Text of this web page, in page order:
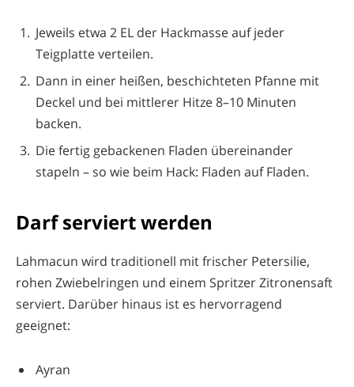
Jeweils etwa 2 EL der Hackmasse auf jeder
Teigplatte verteilen.
Dann in einer heißen, beschichteten Pfanne mit
Deckel und bei mittlerer Hitze 8–10 Minuten
backen.
Die fertig gebackenen Fladen übereinander
stapeln – so wie beim Hack: Fladen auf Fladen.
Darf serviert werden
Lahmacun wird traditionell mit frischer Petersilie,
rohen Zwiebelringen und einem Spritzer Zitronensaft
serviert. Darüber hinaus ist es hervorragend
geeignet:
Ayran